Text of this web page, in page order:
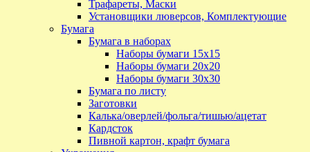
Трафареты, Маски
Установщики люверсов, Комплектующие
Бумага
Бумага в наборах
Наборы бумаги 15х15
Наборы бумаги 20х20
Наборы бумаги 30х30
Бумага по листу
Заготовки
Калька/оверлей/фольга/тишью/ацетат
Кардсток
Пивной картон, крафт бумага